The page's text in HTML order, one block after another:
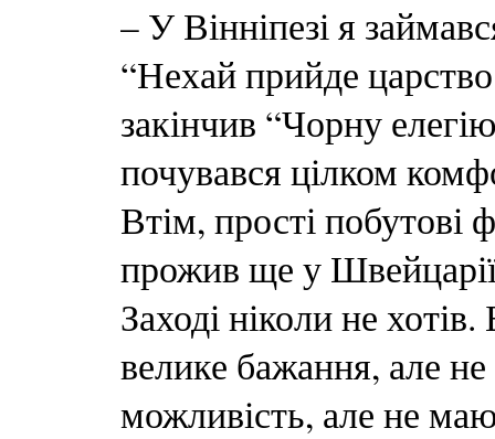
– У Вінніпезі я
“Нехай прийде
закінчив “Чорну
почувався цілком
Втім, прості побутові
прожив ще у
Заході ніколи не
велике бажання, але
можливість, але не